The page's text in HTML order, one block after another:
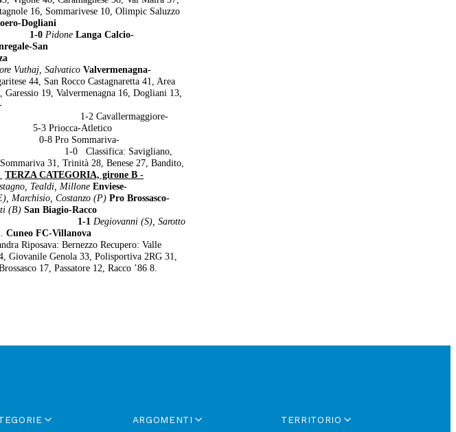
16, Sommarivese 10, Olimpic Saluzzo
Alba Roero-Dogliani
1-0 Pidone Langa Calcio-
San
Piazza
Vuthaj, Salvatico Valvermenagna-
44, San Rocco Castagnaretta 41, Area
19, Valvermenagna 16, Dogliani 13,
Cavallermaggiore-
Priocca-Atletico
Sommariva-
Savigliano,
31, Trinità 28, Benese 27, Bandito,
TERZA CATEGORIA, girone B -
Tealdi, Millone Enviese-
Marchisio, Costanzo (P) Pro Brossasco-
(B) San Biagio-Racco
1-1 Degiovanni (S), Sarotto
Cuneo FC-Villanova
Riposava: Bernezzo Recupero: Valle
Giovanile Genola 33, Polisportiva 2RG 31,
17, Passatore 12, Racco ’86 8.
ARGOMENTI TERRITORIO